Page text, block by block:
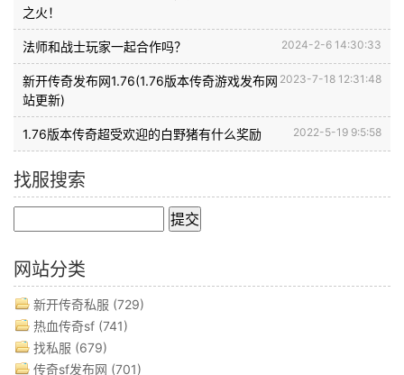
之火！
2024-2-6 14:30:33
法师和战士玩家一起合作吗？
2023-7-18 12:31:48
新开传奇发布网1.76(1.76版本传奇游戏发布网
站更新)
2022-5-19 9:5:58
1.76版本传奇超受欢迎的白野猪有什么奖励
找服搜索
网站分类
新开传奇私服 (729)
热血传奇sf (741)
找私服 (679)
传奇sf发布网 (701)